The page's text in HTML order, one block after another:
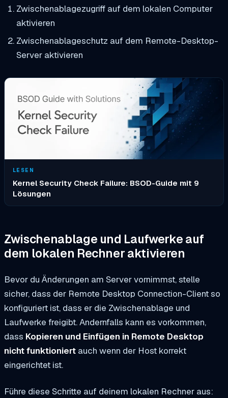
Zwischenablagezugriff auf dem lokalen Computer
aktivieren
Zwischenablageschutz auf dem Remote-Desktop-
Server aktivieren
LESEN
Kernel Security Check Failure: BSOD-Guide mit 9
Lösungen
Zwischenablage und Laufwerke auf
dem lokalen Rechner aktivieren
Bevor du Änderungen am Server vornimmst, stelle
sicher, dass der Remote Desktop Connection-Client so
konfiguriert ist, dass er die Zwischenablage und
Laufwerke freigibt. Andernfalls kann es vorkommen,
dass Kopieren und Einfügen in Remote Desktop
nicht funktioniert auch wenn der Host korrekt
eingerichtet ist.
Führe diese Schritte auf deinem lokalen Rechner aus: